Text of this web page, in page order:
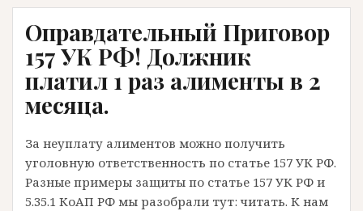
по
алиментам.
Окончил
ИП
Алименты
Оправдательный Приговор
157 УК РФ! Должник
платил 1 раз алименты в 2
месяца.
За неуплату алиментов можно получить
уголовную ответственность по статье 157 УК РФ.
Разные примеры защиты по статье 157 УК РФ и
5.35.1 КоАП РФ мы разобрали тут: читать. К нам